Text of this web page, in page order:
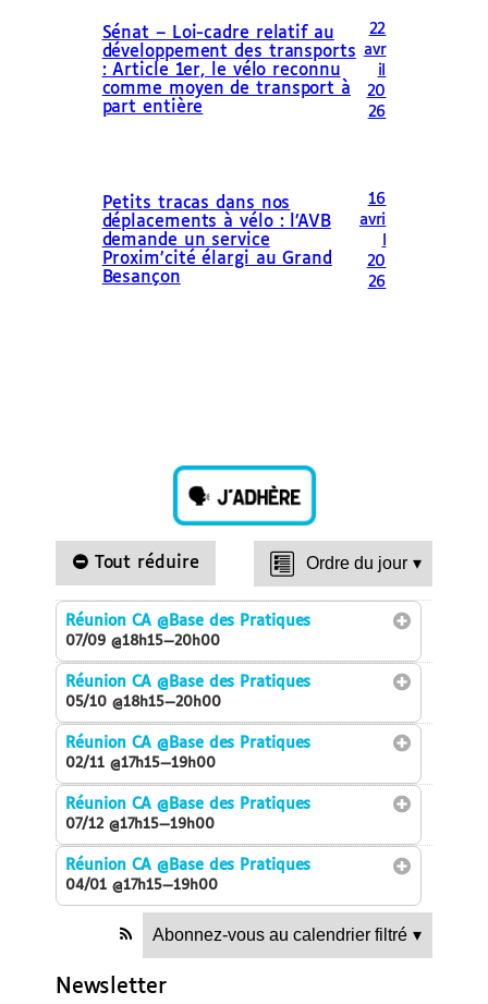
Sénat – Loi-cadre relatif au
développement des transports
: Article 1er, le vélo reconnu
comme moyen de transport à
part entière
22
avr
il
20
26
Petits tracas dans nos
déplacements à vélo : l’AVB
demande un service
Proxim’cité élargi au Grand
Besançon
16
avri
20
26
Tout réduire Ordre du jour ▾
Réunion CA@Base des Pratiques
07/09 @18h15—20h00
Réunion CA@Base des Pratiques
05/10 @18h15—20h00
Réunion CA@Base des Pratiques
02/11 @17h15—19h00
Réunion CA@Base des Pratiques
07/12 @17h15—19h00
Réunion CA@Base des Pratiques
04/01 @17h15—19h00
Abonnez-vous au calendrier filtré ▾
Newsletter